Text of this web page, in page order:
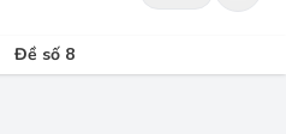
Đề số 8